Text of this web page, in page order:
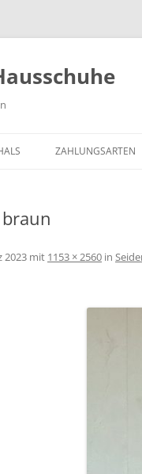
ZAHLUNGSARTEN
2023 mit 1153 × 2560 in